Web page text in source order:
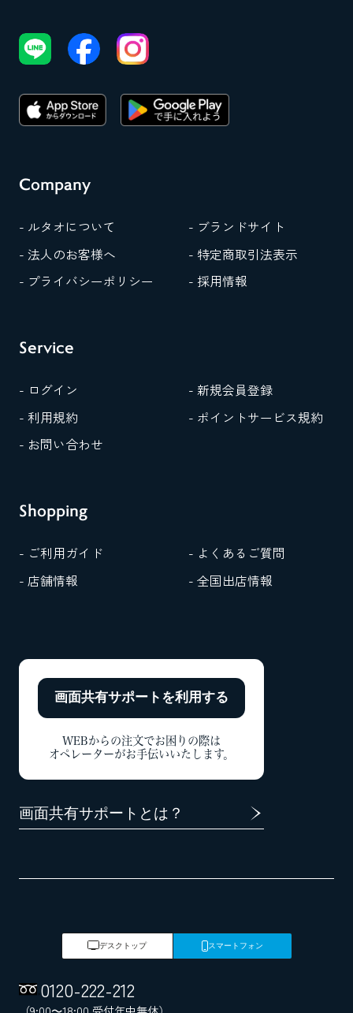
Company
- ルタオについて
- ブランドサイト
- 法人のお客様へ
- 特定商取引法表示
- プライバシーポリシー
- 採用情報
Service
- ログイン
- 新規会員登録
- 利用規約
- ポイントサービス規約
- お問い合わせ
Shopping
- ご利用ガイド
- よくあるご質問
- 店舗情報
- 全国出店情報
画面共有サポートを利用する
WEBからの注文でお困りの際は
オペレーターがお手伝いいたします。
画面共有サポートとは？
デスクトップ スマートフォン
0120-222-212